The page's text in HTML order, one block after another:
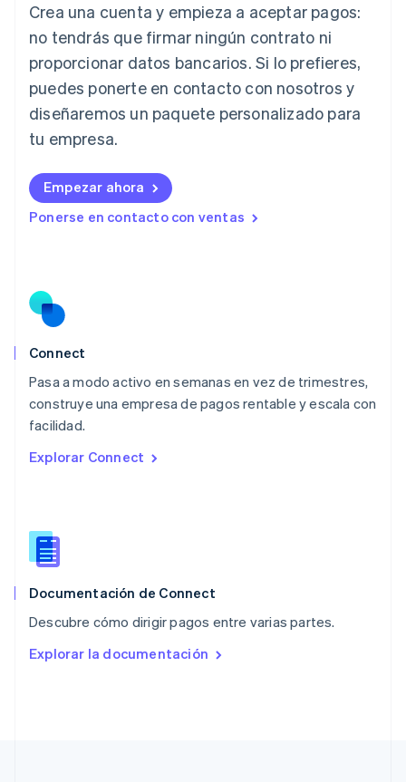
Crea una cuenta y empieza a aceptar pagos:
no tendrás que firmar ningún contrato ni
proporcionar datos bancarios. Si lo prefieres,
puedes ponerte en contacto con nosotros y
diseñaremos un paquete personalizado para
tu empresa.
Empezar ahora
Ponerse en contacto con ventas
Connect
Pasa a modo activo en semanas en vez de trimestres,
construye una empresa de pagos rentable y escala con
facilidad.
Explorar Connect
Documentación de Connect
Descubre cómo dirigir pagos entre varias partes.
Explorar la documentación
Italia
ItalianoEnglish
Japón
日本語
Letonia
English
DeutschEnglish
English
Luxemburgo
FrançaisDeutschEnglish
México
Español
Noruega
Nueva Zelanda
English
Países Bajos
Polonia
RAE de Hong Kong, China
English
Reino Unido
English
English
English